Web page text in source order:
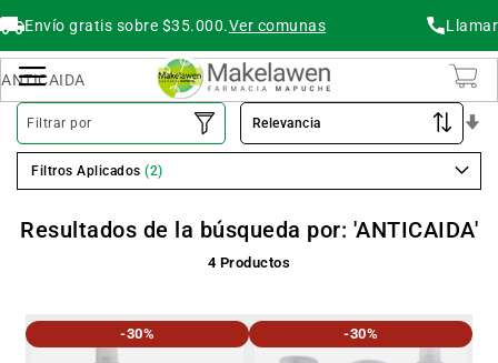
Envío gratis sobre $35.000.Ver comunas Llamar
Resultados de la búsqueda por: 'ANTICAIDA'
4Productos
-30% -30%
Filtrar por
Filtros Aplicados